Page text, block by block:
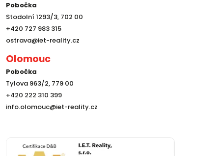
Pobočka
Stodolní 1293/3, 702 00
+420 727 983 315
ostrava@iet-reality.cz
Olomouc
Pobočka
Tylova 963/2, 779 00
+420 222 310 399
info.olomouc@iet-reality.cz